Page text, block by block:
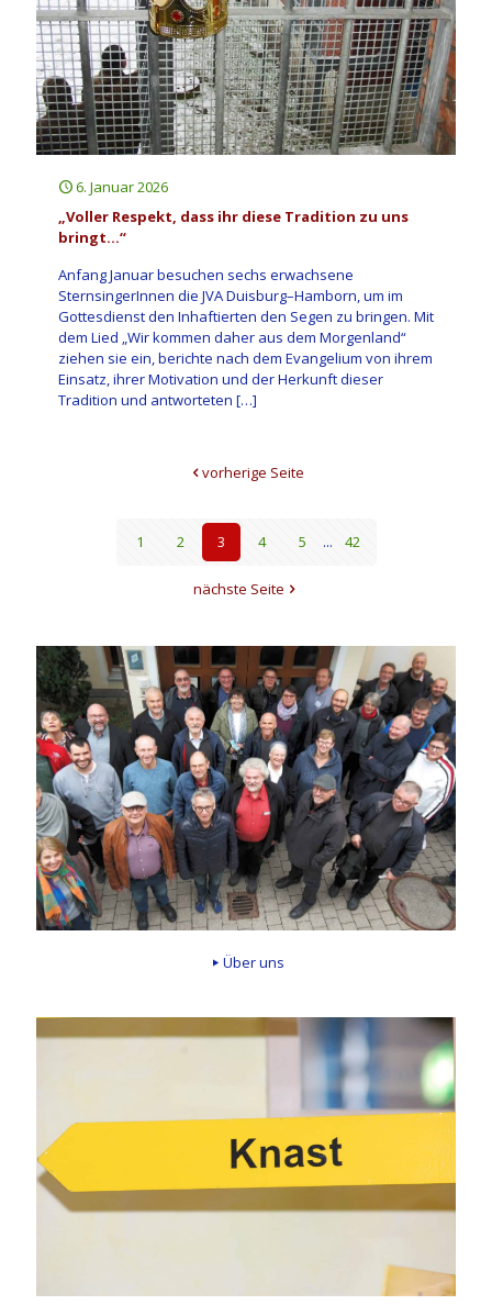
6. Januar 2026
„Voller Respekt, dass ihr diese Tradition zu uns
bringt…“
Anfang Januar besuchen sechs erwachsene
SternsingerInnen die JVA Duisburg–Hamborn, um im
Gottesdienst den Inhaftierten den Segen zu bringen. Mit
dem Lied „Wir kommen daher aus dem Morgenland“
ziehen sie ein, berichte nach dem Evangelium von ihrem
Einsatz, ihrer Motivation und der Herkunft dieser
Tradition und antworteten […]
vorherige Seite
1 2 3 4 5 ... 42
nächste Seite
Über uns